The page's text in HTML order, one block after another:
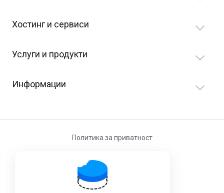
Хостинг и сервиси
Услуги и продукти
Информации
Политика за приватност